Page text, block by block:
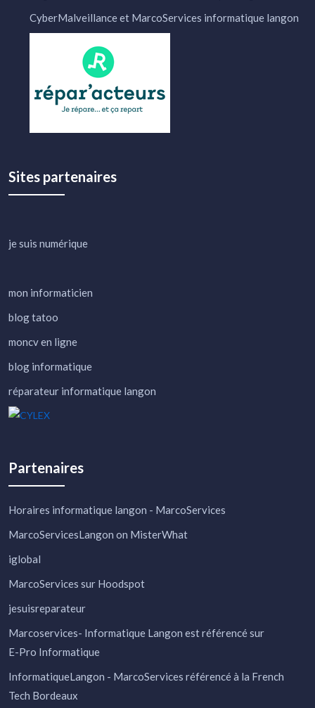
CyberMalveillance et MarcoServices informatique langon
Sites partenaires
je suis numérique
mon informaticien
blog tatoo
moncv en ligne
blog informatique
réparateur informatique langon
Partenaires
Horaires informatique langon - MarcoServices
MarcoServicesLangon on MisterWhat
iglobal
MarcoServices sur Hoodspot
jesuisreparateur
Marcoservices- Informatique Langon est référencé sur
E-Pro Informatique
InformatiqueLangon - MarcoServices référencé à la French
Tech Bordeaux